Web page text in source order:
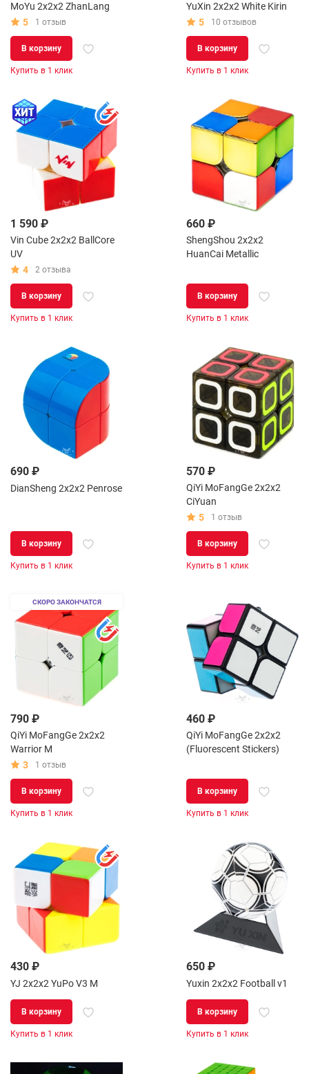
MoYu 2x2x2 ZhanLang
5
1 отзыв
В корзину
Купить в 1 клик
YuXin 2x2x2 White Kirin
5
10 отзывов
В корзину
Купить в 1 клик
1 590 ₽
Vin Cube 2x2x2 BallCore
UV
4
2 отзыва
В корзину
Купить в 1 клик
660 ₽
ShengShou 2x2x2
HuanCai Metallic
В корзину
Купить в 1 клик
690 ₽
DianSheng 2x2x2 Penrose
В корзину
Купить в 1 клик
570 ₽
QiYi MoFangGe 2x2x2
CiYuan
5
1 отзыв
В корзину
Купить в 1 клик
СКОРО ЗАКОНЧАТСЯ
790 ₽
QiYi MoFangGe 2x2x2
Warrior M
3
1 отзыв
В корзину
Купить в 1 клик
460 ₽
QiYi MoFangGe 2x2x2
(Fluorescent Stickers)
В корзину
Купить в 1 клик
430 ₽
YJ 2x2x2 YuPo V3 M
В корзину
Купить в 1 клик
650 ₽
Yuxin 2x2x2 Football v1
В корзину
Купить в 1 клик